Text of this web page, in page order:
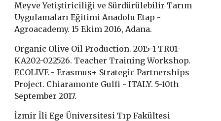
Meyve Yetiştiriciliği ve Sürdürülebilir Tarım
Uygulamaları Eğitimi Anadolu Etap -
Agroacademy. 15 Ekim 2016, Adana.
Organic Olive Oil Production. 2015-1-TR01-
KA202-022526. Teacher Training Workshop.
ECOLIVE - Erasmus+ Strategic Partnerships
Project. Chiaramonte Gulfi - ITALY. 5-10th
September 2017.
İzmir İli Ege Üniversitesi Tıp Fakültesi